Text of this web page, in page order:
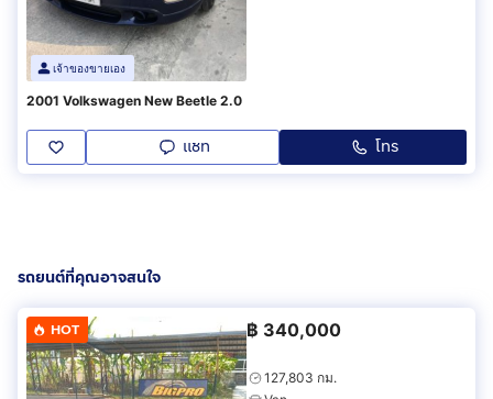
เจ้าของขายเอง
2001 Volkswagen New Beetle 2.0
แชท โทร
รถยนต์ที่คุณอาจสนใจ
HOT ฿ 340,000
127,803 กม.